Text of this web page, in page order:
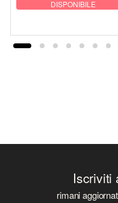
DISPONIBILE
Iscriviti
rimani